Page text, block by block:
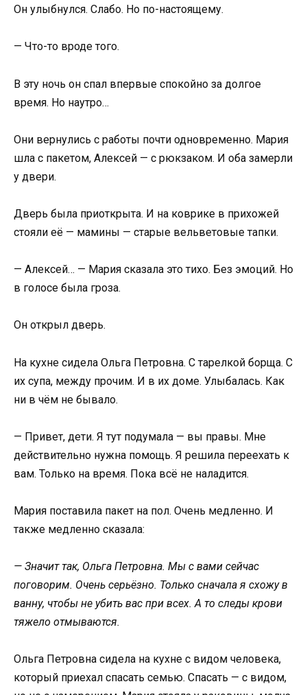
Он улыбнулся. Слабо. Но по-настоящему.
— Что-то вроде того.
В эту ночь он спал впервые спокойно за долгое
время. Но наутро…
Они вернулись с работы почти одновременно. Мария
шла с пакетом, Алексей — с рюкзаком. И оба замерли
у двери.
Дверь была приоткрыта. И на коврике в прихожей
стояли её — мамины — старые вельветовые тапки.
— Алексей… — Мария сказала это тихо. Без эмоций. Но
в голосе была гроза.
Он открыл дверь.
На кухне сидела Ольга Петровна. С тарелкой борща. С
их супа, между прочим. И в их доме. Улыбалась. Как
ни в чём не бывало.
— Привет, дети. Я тут подумала — вы правы. Мне
действительно нужна помощь. Я решила переехать к
вам. Только на время. Пока всё не наладится.
Мария поставила пакет на пол. Очень медленно. И
также медленно сказала:
— Значит так, Ольга Петровна. Мы с вами сейчас
поговорим. Очень серьёзно. Только сначала я схожу в
ванну, чтобы не убить вас при всех. А то следы крови
тяжело отмываются.
Ольга Петровна сидела на кухне с видом человека,
который приехал спасать семью. Спасать — с видом,